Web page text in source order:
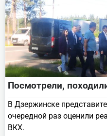
Посмотрели,
В Дзержинске
очередной раз оценили
ВКХ.